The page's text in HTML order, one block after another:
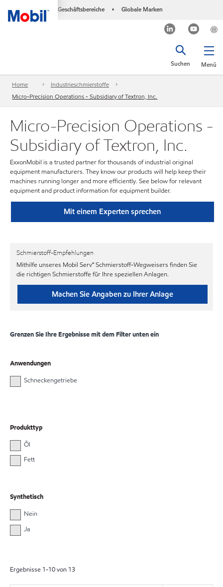
Geschäftsbereiche • Globale Marken
Menü
Suchen
Home
Industrieschmierstoffe
Micro-Precision Operations - Subsidiary of Textron, Inc.
Micro-Precision Operations -
Subsidiary of Textron, Inc.
ExxonMobil is a trusted partner for thousands of industrial original
equipment manufacturers. They know our products will help keep their
machines running longer and more efficiently. See below for relevant
equipment and product information for equipment builder.
Mit einem Experten sprechen
Schmierstoff-Empfehlungen
Mithilfe unseres Mobil Serv℠ Schmierstoff-Wegweisers finden Sie
die richtigen Schmierstoffe für Ihre speziellen Anlagen.
Machen Sie Angaben zu Ihrer Anlage
Grenzen Sie Ihre Ergebnisse mit dem Filter unten ein
Anwendungen
Schneckengetriebe
Produkttyp
Öl
Fett
Synthetisch
Nein
Ja
Ergebnisse 1-10von 13